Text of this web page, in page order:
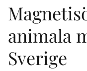
animala
Sverige